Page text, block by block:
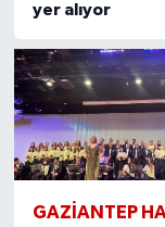
yer alıyor
GAZIANTEP